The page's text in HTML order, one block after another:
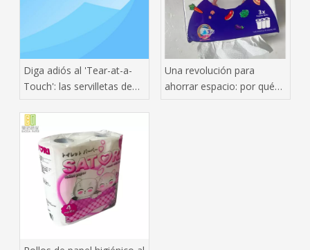
Diga adiós al 'Tear-at-a-
Touch': las servilletas de
convierten en las nuevas
favoritas de los
restaurantes
Una revolución para
ahorrar espacio: por qué